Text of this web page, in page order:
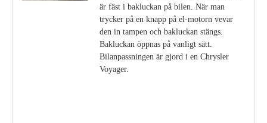
är fäst i bakluckan på bilen. När man
trycker på en knapp på el-motorn vevar
den in tampen och bakluckan stängs.
Bakluckan öppnas på vanligt sätt.
Bilanpassningen är gjord i en Chrysler
Voyager.